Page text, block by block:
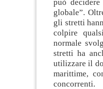
può
globale”.
gli stretti
colpire
normale
stretti ha
utilizzare il
marittime,
concorrenti.